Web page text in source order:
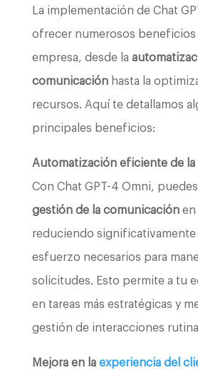
La implementación de Chat
ofrecer numerosos beneficios
empresa, desde la
comunicaciónhasta la
recursos. Aquí te detallamos
principales beneficios:
Automatización eficiente de
Con Chat GPT-4 Omni,
gestión de la comunicaciónen
reduciendo significativamente
esfuerzo necesarios para
solicitudes. Esto permite a tu
en tareas más estratégicas y
gestión de interacciones
Mejora en laexperiencia del